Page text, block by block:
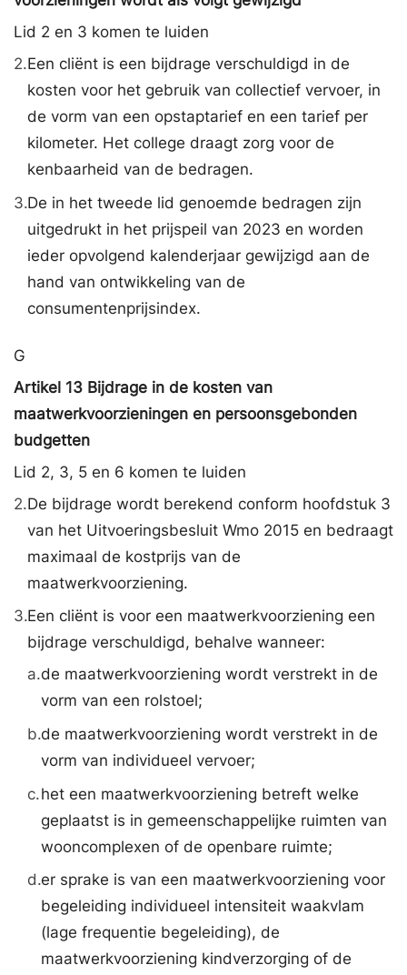
Lid 2 en 3 komen te luiden
2.Een cliënt is een bijdrage verschuldigd in de
kosten voor het gebruik van collectief vervoer, in
de vorm van een opstaptarief en een tarief per
kilometer. Het college draagt zorg voor de
kenbaarheid van de bedragen.
3.De in het tweede lid genoemde bedragen zijn
uitgedrukt in het prijspeil van 2023 en worden
ieder opvolgend kalenderjaar gewijzigd aan de
hand van ontwikkeling van de
consumentenprijsindex.
G
Artikel 13 Bijdrage in de kosten van
maatwerkvoorzieningen en persoonsgebonden
budgetten
Lid 2, 3, 5 en 6 komen te luiden
2.De bijdrage wordt berekend conform hoofdstuk 3
van het Uitvoeringsbesluit Wmo 2015 en bedraagt
maximaal de kostprijs van de
maatwerkvoorziening.
3.Een cliënt is voor een maatwerkvoorziening een
bijdrage verschuldigd, behalve wanneer:
a.de maatwerkvoorziening wordt verstrekt in de
vorm van een rolstoel;
b.de maatwerkvoorziening wordt verstrekt in de
vorm van individueel vervoer;
c.het een maatwerkvoorziening betreft welke
geplaatst is in gemeenschappelijke ruimten van
wooncomplexen of de openbare ruimte;
d.er sprake is van een maatwerkvoorziening voor
begeleiding individueel intensiteit waakvlam
(lage frequentie begeleiding), de
maatwerkvoorziening kindverzorging of de